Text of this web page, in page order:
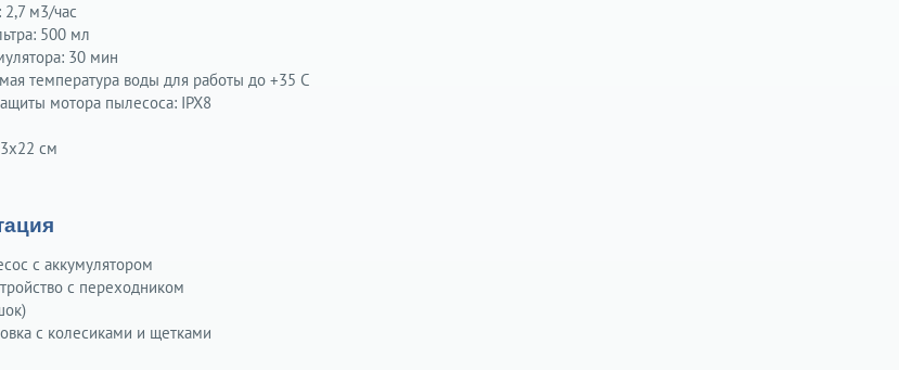
2,7 м3/час
500 мл
30 мин
температура воды для работы до +35 С
мотора пылесоса: IPX8
см
с аккумулятором
с переходником
с колесиками и щетками